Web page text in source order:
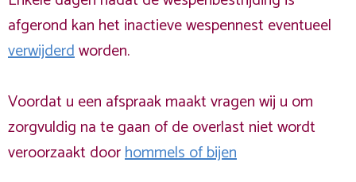
afgerond kan het inactieve wespennest eventueel
verwijderdworden.
Voordat u een afspraak maakt vragen wij u om
zorgvuldig na te gaan of de overlast niet wordt
veroorzaakt doorhommels of bijen